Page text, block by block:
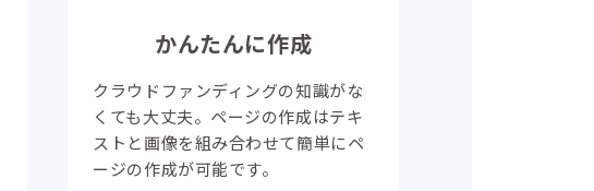
かんたんに作成
クラウドファンディングの知識がな
くても大丈夫。ページの作成はテキ
ストと画像を組み合わせて簡単にペ
ージの作成が可能です。